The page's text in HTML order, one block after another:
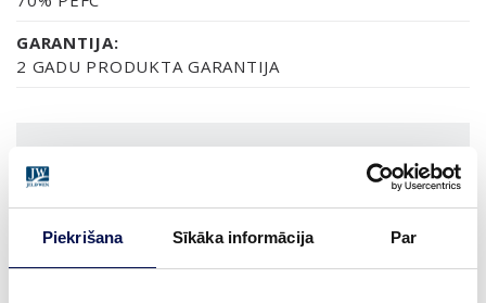
Piekrišana Sīkāka informācija Par
GARANTIJA:
2 GADU PRODUKTA GARANTIJA
APDARE (1)